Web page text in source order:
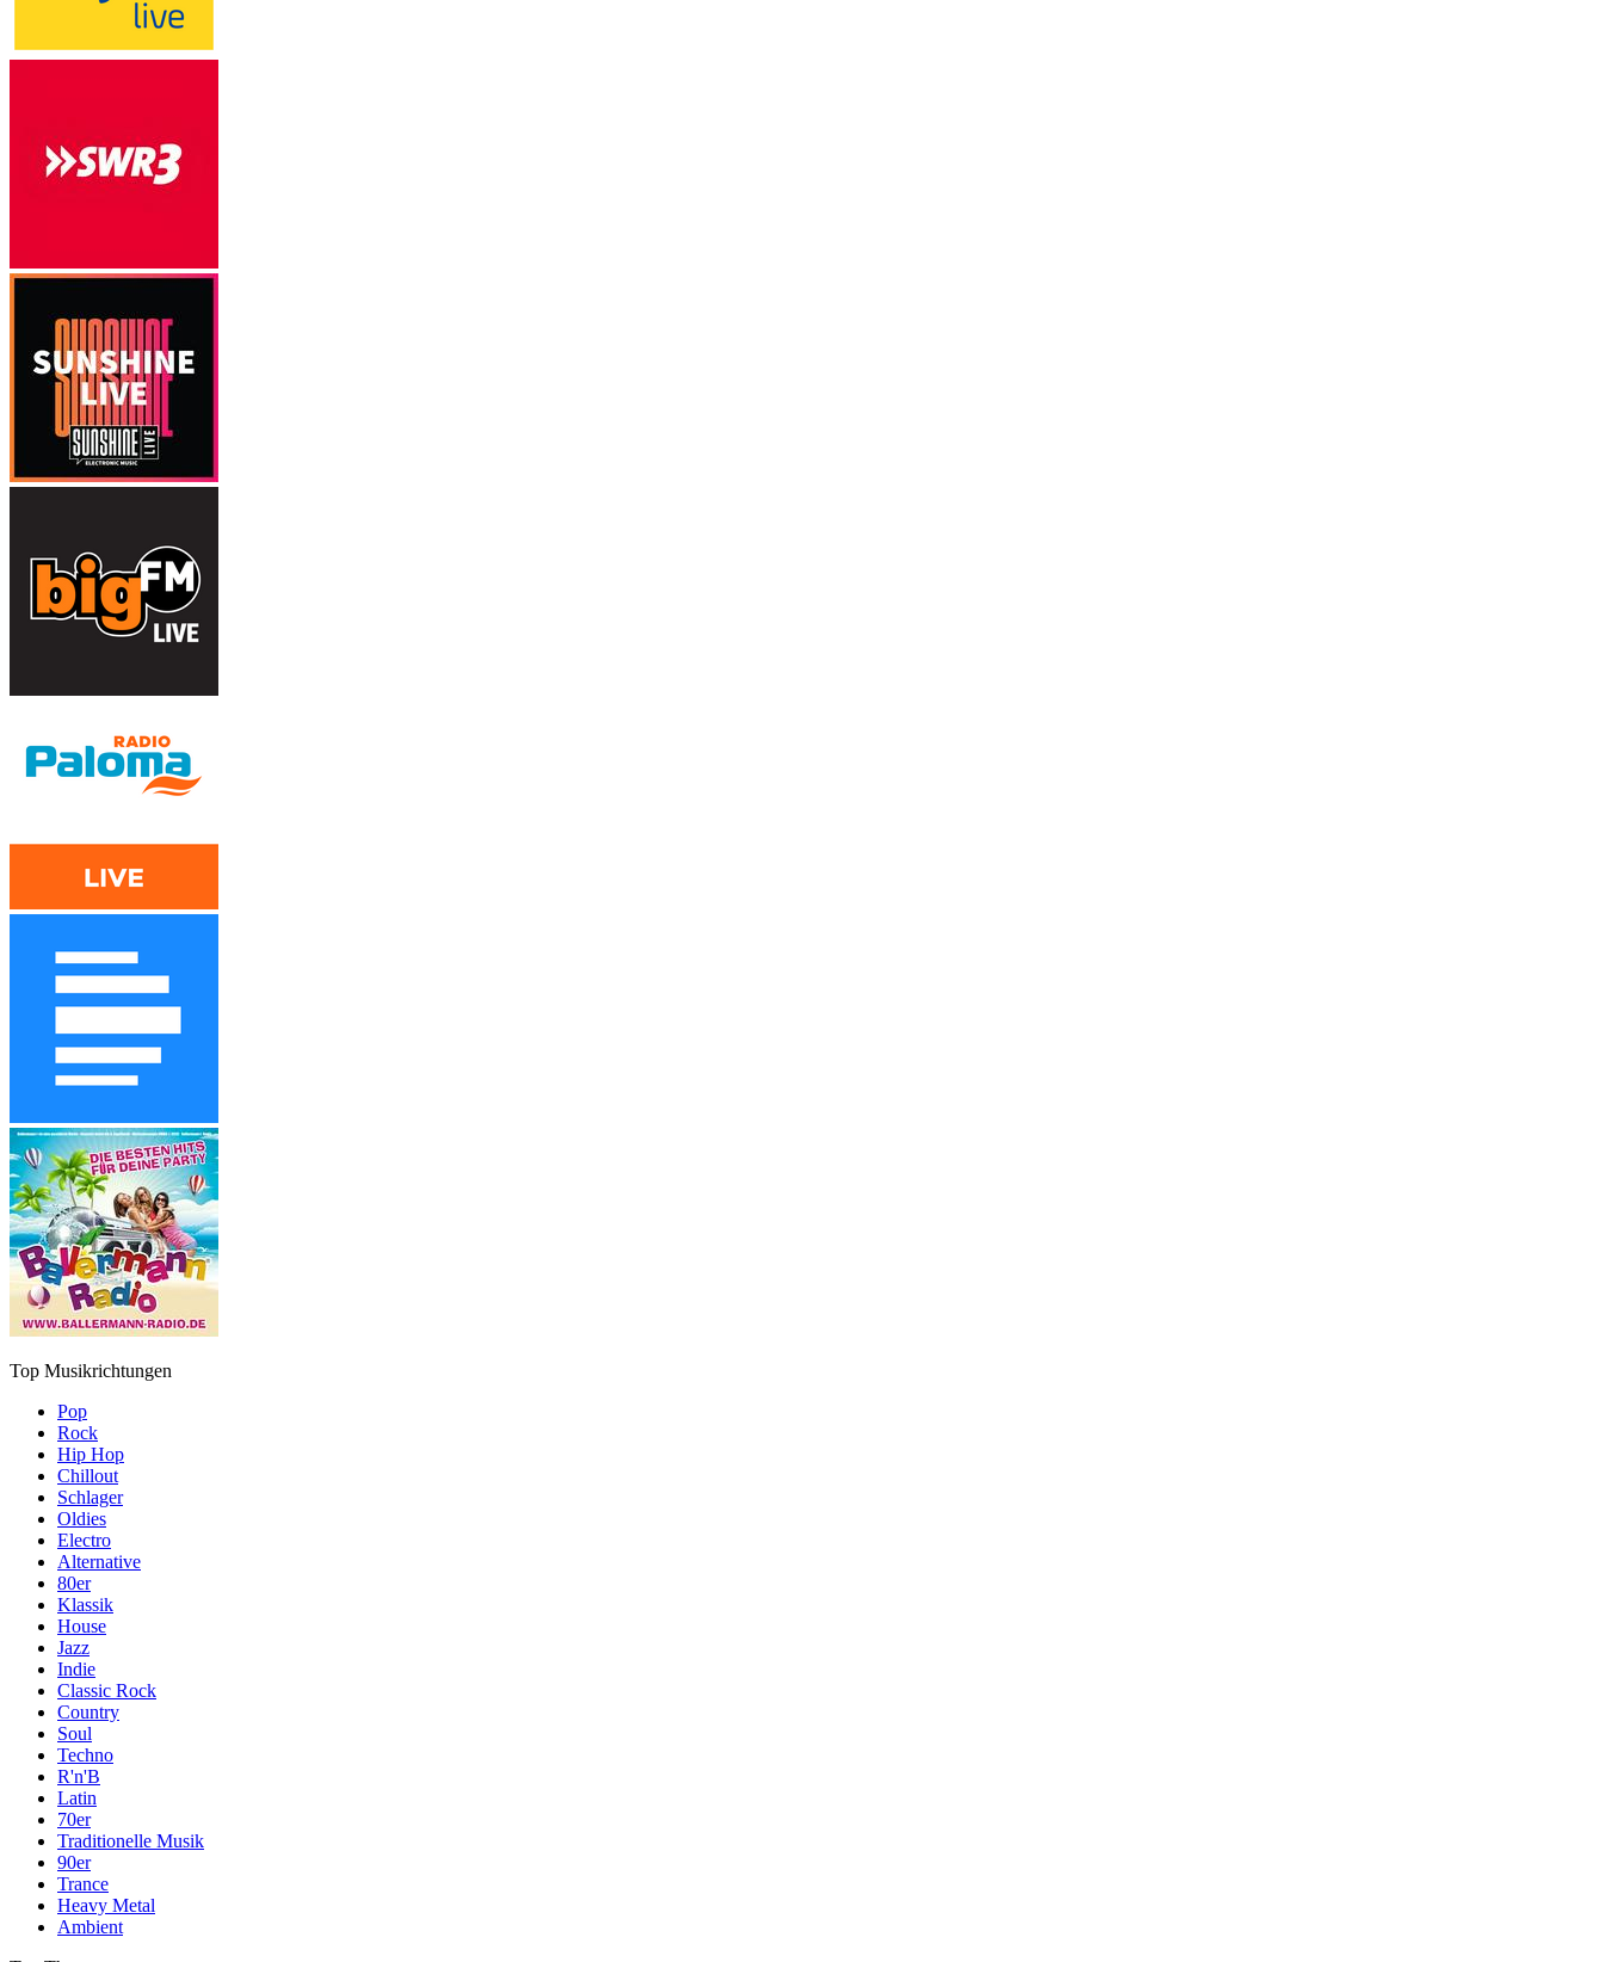
Top Musikrichtungen
Pop
Rock
Hip Hop
Chillout
Schlager
Oldies
Electro
Alternative
80er
Klassik
House
Jazz
Indie
Classic Rock
Country
Soul
Techno
R'n'B
Latin
70er
Traditionelle Musik
90er
Trance
Heavy Metal
Ambient